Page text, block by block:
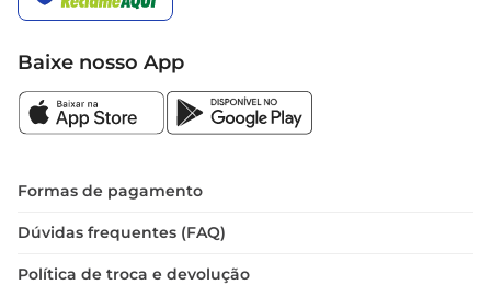
Baixe nosso App
Formas de pagamento
Dúvidas frequentes (FAQ)
Política de troca e devolução